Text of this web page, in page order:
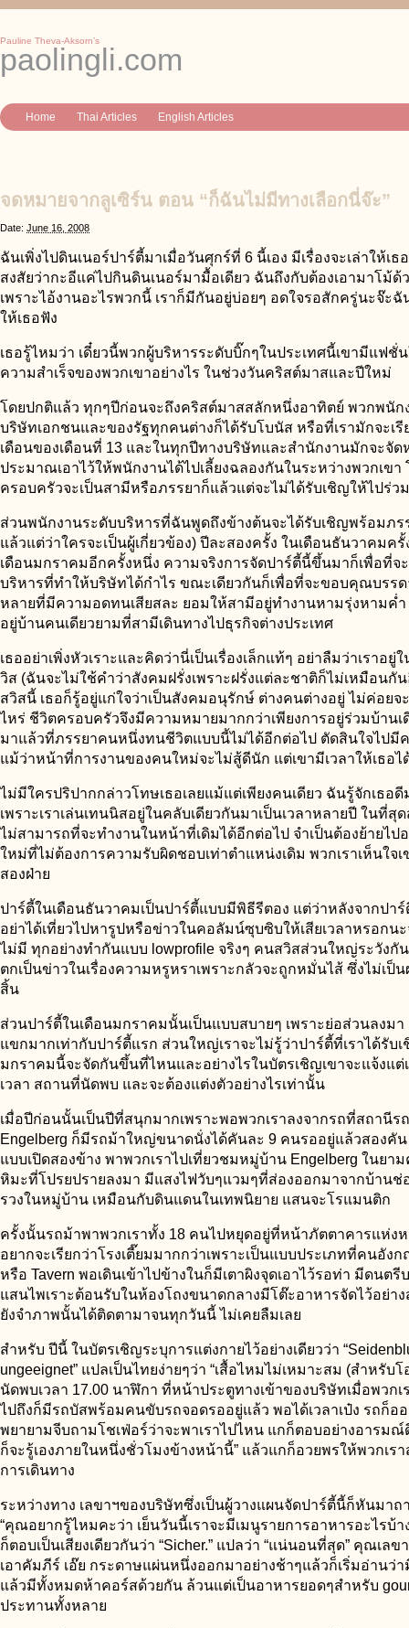
Pauline Theva-Aksorn’s
paolingli.com
Home Thai Articles English Articles
จดหมายจากลูเซิร์น ตอน “ก็ฉันไม่มีทางเลือกนี่จ๊ะ”
Date: June 16, 2008
ฉันเพิ่งไปดินเนอร์ปาร์ตี้มาเมื่อวันศุกร์ที่ 6 นี้เอง มีเรื่องจะเล่าให้เธ
สงสัยว่ากะอีแค่ไปกินดินเนอร์มามื้อเดียว ฉันถึงกับต้องเอามาโม้ด้
เพราะไอ้งานอะไรพวกนี้ เราก็มีกันอยู่บ่อยๆ อดใจรอสักครู่นะจ๊ะฉั
ให้เธอฟัง
เธอรู้ไหมว่า เดี๋ยวนี้พวกผู้บริหารระดับบิ๊กๆในประเทศนี้เขามีแฟชั่
ความสำเร็จของพวกเขาอย่างไร ในช่วงวันคริสต์มาสและปีใหม่
โดยปกติแล้ว ทุกๆปีก่อนจะถึงคริสต์มาสสลักหนึ่งอาทิตย์ พวกพนัก
บริษัทเอกชนและของรัฐทุกคนต่างก็ได้รับโบนัส หรือที่เรามักจะเรี
เดือนของเดือนที่ 13 และในทุกปีทางบริษัทและสำนักงานมักจะจัด
ประมาณเอาไว้ให้พนักงานได้ไปเลี้ยงฉลองกันในระหว่างพวกเขา
ครอบครัวจะเป็นสามีหรือภรรยาก็แล้วแต่จะไม่ได้รับเชิญให้ไปร่ว
ส่วนพนักงานระดับบริหารที่ฉันพูดถึงข้างต้นจะได้รับเชิญพร้อมภร
แล้วแต่ว่าใครจะเป็นผู้เกี่ยวข้อง) ปีละสองครั้ง ในเดือนธันวาคมค
เดือนมกราคมอีกครั้งหนึ่ง ความจริงการจัดปาร์ตี้นี้ขึ้นมาก็เพื่อที่
บริหารที่ทำให้บริษัทได้กำไร ขณะเดียวกันก็เพื่อที่จะขอบคุณบรรด
หลายที่มีความอดทนเสียสละ ยอมให้สามีอยู่ทำงานหามรุ่งหามค่ำ
อยู่บ้านคนเดียวยามที่สามีเดินทางไปธุรกิจต่างประเทศ
เธออย่าเพิ่งหัวเราะและคิดว่านี่เป็นเรื่องเล็กแท้ๆ อย่าลืมว่าเราอยู่
วิส (ฉันจะไม่ใช้คำว่าสังคมฝรั่งเพราะฝรั่งแต่ละชาติก็ไม่เหมือนกั
สวิสนี้ เธอก็รู้อยู่แก่ใจว่าเป็นสังคมอนุรักษ์ ต่างคนต่างอยู่ ไม่ค่อยจ
ไหร่ ชีวิตครอบครัวจึงมีความหมายมากกว่าเพียงการอยู่ร่วมบ้านเ
มาแล้วที่ภรรยาคนหนึ่งทนชีวิตแบบนี้ไม่ได้อีกต่อไป ตัดสินใจไปมี
แม้ว่าหน้าที่การงานของคนใหม่จะไม่สู้ดีนัก แต่เขามีเวลาให้เธอ
ไม่มีใครปริปากกล่าวโทษเธอเลยแม้แต่เพียงคนเดียว ฉันรู้จักเธอ
เพราะเราเล่นเทนนิสอยู่ในคลับเดียวกันมาเป็นเวลาหลายปี ในที่
ไม่สามารถที่จะทำงานในหน้าที่เดิมได้อีกต่อไป จำเป็นต้องย้ายไป
ใหม่ที่ไม่ต้องการความรับผิดชอบเท่าตำแหน่งเดิม พวกเราเห็นใจ
สองฝ่าย
ปาร์ตี้ในเดือนธันวาคมเป็นปาร์ตี้แบบมีพิธีรีตอง แต่ว่าหลังจากปาร์
อย่าได้เที่ยวไปหารูปหรือข่าวในคอลัมน์ซุบซิบให้เสียเวลาหรอกนะ
ไม่มี ทุกอย่างทำกันแบบ lowprofile จริงๆ คนสวิสส่วนใหญ่ระวังกั
ตกเป็นข่าวในเรื่องความหรูหราเพราะกลัวจะถูกหมั่นไส้ ซึ่งไม่เป็
สิ้น
ส่วนปาร์ตี้ในเดือนมกราคมนั้นเป็นแบบสบายๆ เพราะย่อส่วนลงม
แขกมากเท่ากับปาร์ตี้แรก ส่วนใหญ่เราจะไม่รู้ว่าปาร์ตี้ที่เราได้รับ
มกราคมนี้จะจัดกันขึ้นที่ไหนและอย่างไรในบัตรเชิญเขาจะแจ้งแต่
เวลา สถานที่นัดพบ และจะต้องแต่งตัวอย่างไรเท่านั้น
เมื่อปีก่อนนั้นเป็นปีที่สนุกมากเพราะพอพวกเราลงจากรถที่สถานีร
Engelberg ก็มีรถม้าใหญ่ขนาดนั่งได้คันละ 9 คนรออยู่แล้วสองคัน
แบบเปิดสองข้าง พาพวกเราไปเที่ยวชมหมู่บ้าน Engelberg ในยา
หิมะที่โปรยปรายลงมา มีแสงไฟวับๆแวมๆที่ส่องออกมาจากบ้านช่
รวงในหมู่บ้าน เหมือนกับดินแดนในเทพนิยาย แสนจะโรแมนติก
ครั้งนั้นรถม้าพาพวกเราทั้ง 18 คนไปหยุดอยู่ที่หน้าภัตตาคารแห่ง
อยากจะเรียกว่าโรงเตี๊ยมมากกว่าเพราะเป็นแบบประเภทที่คนอังก
หรือ Tavern พอเดินเข้าไปข้างในก็มีเตาผิงจุดเอาไว้รอท่า มีดนตรี
แสนไพเราะต้อนรับในห้องโถงขนาดกลางมีโต๊ะอาหารจัดไว้อย่า
ยังจำภาพนั้นได้ติดตามาจนทุกวันนี้ ไม่เคยลืมเลย
สำหรับ ปีนี้ ในบัตรเชิญระบุการแต่งกายไว้อย่างเดียวว่า
ungeeignet” แปลเป็นไทยง่ายๆว่า “เสื้อไหมไม่เหมาะสม (สำหรับโ
นัดพบเวลา 17.00 นาฬิกา ที่หน้าประตูทางเข้าของบริษัทเมื่อพวกเ
ไปถึงก็มีรถบัสพร้อมคนขับรถจอดรออยู่แล้ว พอได้เวลาเป๋ง รถก็อ
พยายามจีบถามโชเฟ่อร์ว่าจะพาเราไปไหน แกก็ตอบอย่างอารม
ก็จะรู้เองภายในหนึ่งชั่วโมงข้างหน้านี้” แล้วแกก็อวยพรให้พวกเร
การเดินทาง
ระหว่างทาง เลขาฯของบริษัทซึ่งเป็นผู้วางแผนจัดปาร์ตี้นี้ก็หันมาถ
“คุณอยากรู้ไหมคะว่า เย็นวันนี้เราจะมีเมนูรายการอาหารอะไรบ้า
ก็ตอบเป็นเสียงเดียวกันว่า “Sicher.” แปลว่า “แน่นอนที่สุด” คุณเลข
เอาคัมภีร์ เอ๊ย กระดาษแผ่นหนึ่งออกมาอย่างช้าๆแล้วก็เริ่มอ่านว่า
แล้วมีทั้งหมดห้าคอร์สด้วยกัน ล้วนแต่เป็นอาหารยอดๆสำหรับ
ประทานทั้งหลาย